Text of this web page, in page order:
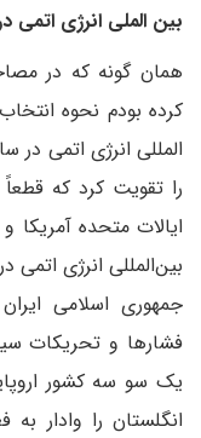
بین الملی انرژی اتمی
همان گونه که در
کرده بودم نحوه
المللی انرژی اتمی
را تقویت کرد که
ایالات متحده
بین‌المللی انرژی
جمهوری اسلامی
فشارها و تحریکات
یک سو سه کشور
انگلستان را وادار